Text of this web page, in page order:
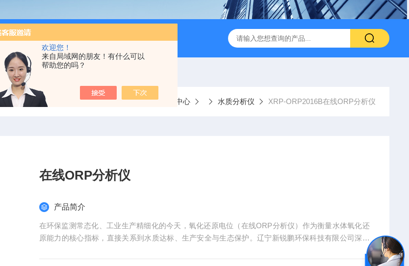
欢迎您！
来自局域网的朋友！有什么可以
帮助您的吗？
XRP-PH2016B水质分析在线PH计 XRP305D系列管段式多声道超声波流量计 XRP-DO2016B荧光法溶解氧仪
当前位置：首页 产品中心 水质分析仪 XRP-ORP2016B在线ORP分析仪
在线ORP分析仪
产品简介
在环保监测常态化、工业生产精细化的今天，氧化还原电位（在线ORP分析仪）作为衡量水体氧化还
原能力的核心指标，直接关系到水质达标、生产安全与生态保护。辽宁新锐鹏环保科技有限公司深耕
环保监测领域，依托自主研发实力与本地化服务优势，推出的在线ORP仪，凭借精准稳定、适配性
强、运维便捷等特点，广泛应用于各类水质监测场景，成为政企单位、工业企业的优选设备。该产品